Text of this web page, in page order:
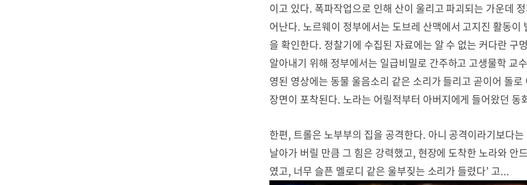
이고 있다. 폭파작업으로 인해 산이 울리고 파괴되는 가운데
어난다. 노르웨이 정부에서는 도브레 산맥에서 고지진 활동
을 확인한다. 정찰기에 수집된 자료에는 알 수 없는 커다란 구
알아내기 위해 정부에서는 일급비밀로 간주하고 고생물학 교
영된 영상에는 동물 울음소리 같은 소리가 들리고 곧이어 돌
장면이 포착된다. 노라는 어릴적부터 아버지에게 들어왔던
한편, 트롤은 노부부의 집을 공격한다. 아니 공격이라기보다
날아가 버릴 만큼 그 힘은 강력했고, 현장에 도착한 노라와 안
였고, 너무 슬픈 멜로디 같은 울부짖는 소리가 들렸다’ 고...